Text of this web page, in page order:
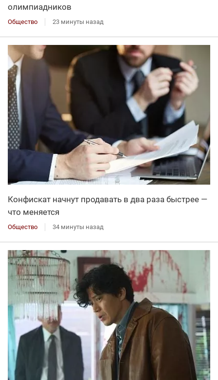
олимпиадников
Общество 23 минуты назад
Конфискат начнут продавать в два раза быстрее —
что меняется
Общество 34 минуты назад